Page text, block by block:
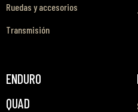
Ruedas y accesorios
Transmisión
ENDURO
QUAD